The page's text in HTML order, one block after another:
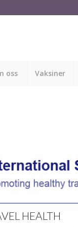
oss Vaksiner
HEALTH